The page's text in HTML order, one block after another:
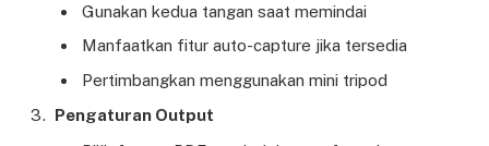
Gunakan kedua tangan saat memindai
Manfaatkan fitur auto-capture jika tersedia
Pertimbangkan menggunakan mini tripod
Pengaturan Output